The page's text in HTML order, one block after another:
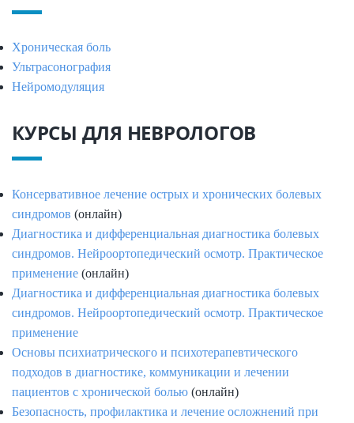
Хроническая боль
Ультрасонография
Нейромодуляция
КУРСЫ ДЛЯ НЕВРОЛОГОВ
Консервативное лечение острых и хронических болевых
синдромов (онлайн)
Диагностика и дифференциальная диагностика болевых
синдромов. Нейроортопедический осмотр. Практическое
применение (онлайн)
Диагностика и дифференциальная диагностика болевых
синдромов. Нейроортопедический осмотр. Практическое
применение
Основы психиатрического и психотерапевтического
подходов в диагностике, коммуникации и лечении
пациентов с хронической болью (онлайн)
Безопасность, профилактика и лечение осложнений при